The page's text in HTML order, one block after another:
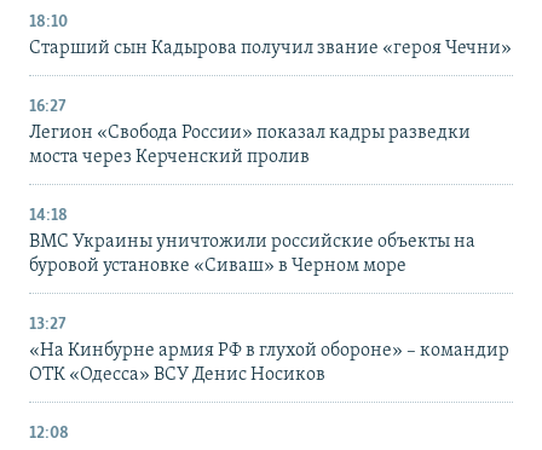
18:10
Старший сын Кадырова получил звание «героя Чечни»
16:27
Легион «Свобода России» показал кадры разведки
моста через Керченский пролив
14:18
ВМС Украины уничтожили российские объекты на
буровой установке «Сиваш» в Черном море
13:27
«На Кинбурне армия РФ в глухой обороне» – командир
ОТК «Одесса» ВСУ Денис Носиков
12:08